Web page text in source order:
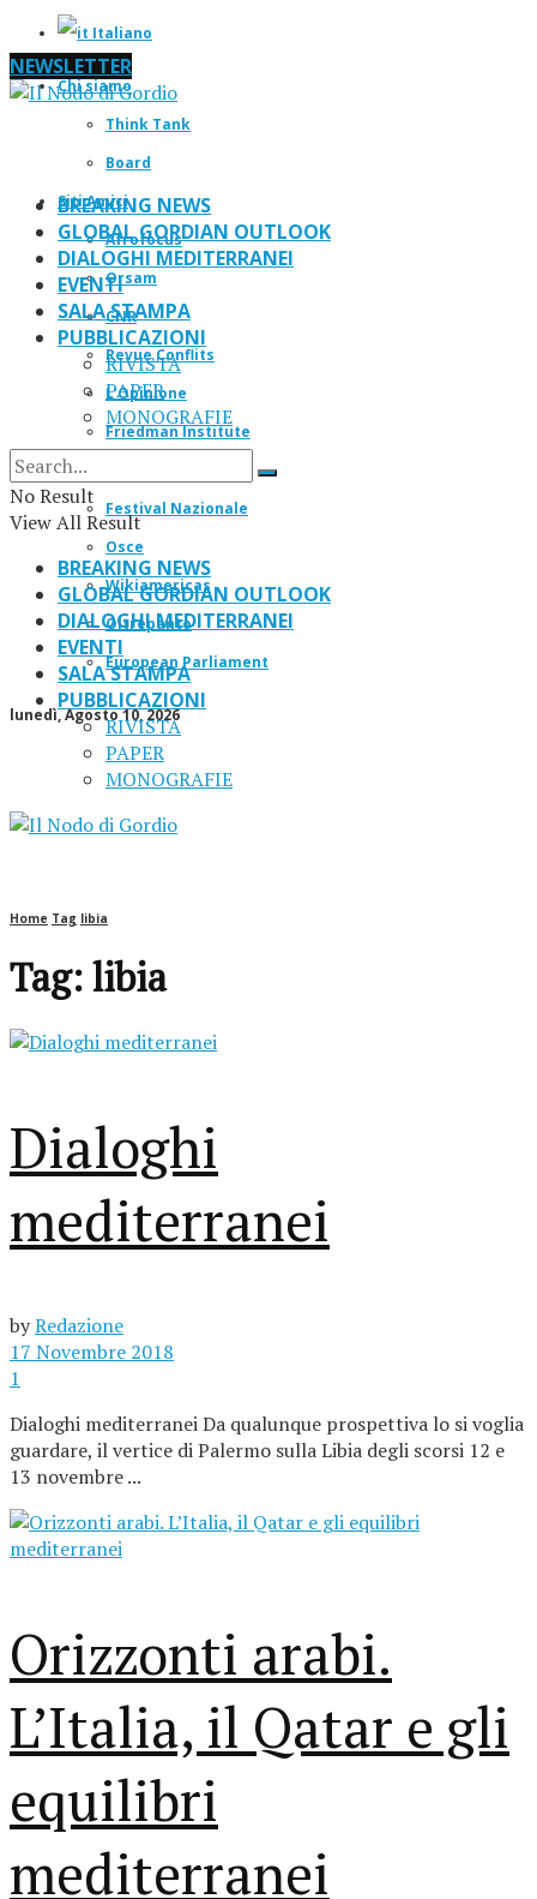
Italiano
Chi siamo
Think Tank
Board
Siti Amici
Afrofocus
Orsam
CNR
Revue Conflits
L’Opinione
Friedman Institute
Festival Nazionale
Osce
Wikiamericas
Oltrepanto
European Parliament
lunedì, Agosto 10, 2026
NEWSLETTER
BREAKING NEWS
GLOBAL GORDIAN OUTLOOK
DIALOGHI MEDITERRANEI
EVENTI
SALA STAMPA
PUBBLICAZIONI
RIVISTA
PAPER
MONOGRAFIE
No Result
View All Result
BREAKING NEWS
GLOBAL GORDIAN OUTLOOK
DIALOGHI MEDITERRANEI
EVENTI
SALA STAMPA
PUBBLICAZIONI
RIVISTA
PAPER
MONOGRAFIE
Home Tag libia
Tag: libia
Dialoghi
mediterranei
byRedazione
17 Novembre 2018
1
Dialoghi mediterranei Da qualunque prospettiva lo si voglia
guardare, il vertice di Palermo sulla Libia degli scorsi 12 e
13 novembre ...
Orizzonti arabi.
L’Italia, il Qatar e gli
equilibri
mediterranei